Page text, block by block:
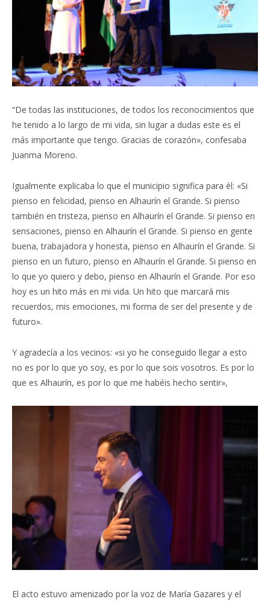
“De todas las instituciones, de todos los reconocimientos que
he tenido a lo largo de mi vida, sin lugar a dudas este es el
más importante que tengo. Gracias de corazón», confesaba
Juanma Moreno.
Igualmente explicaba lo que el municipio significa para él: «Si
pienso en felicidad, pienso en Alhaurín el Grande. Si pienso
también en tristeza, pienso en Alhaurín el Grande. Si pienso en
sensaciones, pienso en Alhaurín el Grande. Si pienso en gente
buena, trabajadora y honesta, pienso en Alhaurín el Grande. Si
pienso en un futuro, pienso en Alhaurín el Grande. Si pienso en
lo que yo quiero y debo, pienso en Alhaurín el Grande. Por eso
hoy es un hito más en mi vida. Un hito que marcará mis
recuerdos, mis emociones, mi forma de ser del presente y de
futuro».
Y agradecía a los vecinos: «si yo he conseguido llegar a esto
no es por lo que yo soy, es por lo que sois vosotros. Es por lo
que es Alhaurín, es por lo que me habéis hecho sentir»,
El acto estuvo amenizado por la voz de María Gazares y el